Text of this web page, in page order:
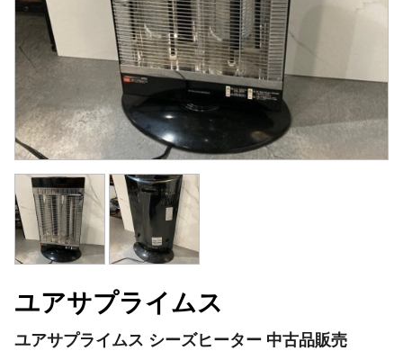
ユアサプライムス
ユアサプライムス シーズヒーター 中古品販売